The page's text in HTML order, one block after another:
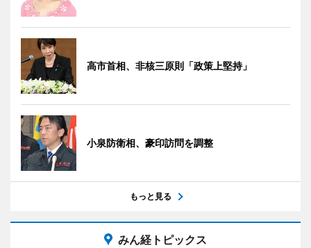
高市首相、非核三原則「政策上堅持」
小泉防衛相、豪印訪問を調整
もっと見る
みん経トピックス